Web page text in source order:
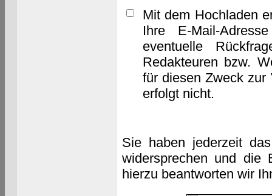
Mit dem Hochladen
Ihre E-Mail-
eventuelle
Redakteuren bzw.
für diesen Zweck zur
erfolgt nicht.
Sie haben jederzeit
widersprechen und die
hierzu beantworten wir